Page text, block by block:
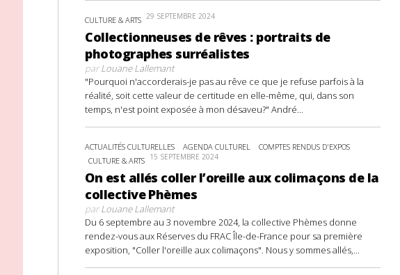
CULTURE & ARTS 29 SEPTEMBRE 2024
Collectionneuses de rêves : portraits de
photographes surréalistes
parLouane Lallemant
"Pourquoi n'accorderais-je pas au rêve ce que je refuse parfois à la
réalité, soit cette valeur de certitude en elle-même, qui, dans son
temps, n'est point exposée à mon désaveu?" André...
ACTUALITÉS CULTURELLES AGENDA CULTUREL
COMPTES RENDUS D'EXPOS
CULTURE & ARTS 15 SEPTEMBRE 2024
On est allés coller l’oreille aux colimaçons de la
collective Phèmes
parLouane Lallemant
Du 6 septembre au 3 novembre 2024, la collective Phèmes donne
rendez-vous aux Réserves du FRAC Île-de-France pour sa première
exposition, "Coller l'oreille aux colimaçons". Nous y sommes allés,...